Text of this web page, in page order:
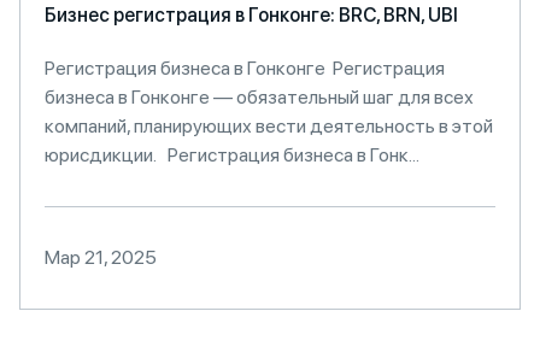
Бизнес регистрация в Гонконге: BRC, BRN, UBI
Регистрация бизнеса в Гонконге Регистрация
бизнеса в Гонконге — обязательный шаг для всех
компаний, планирующих вести деятельность в этой
юрисдикции. Регистрация бизнеса в Гонк...
Мар 21, 2025